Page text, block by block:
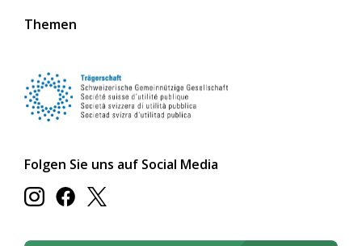
Themen
Folgen Sie uns auf Social Media